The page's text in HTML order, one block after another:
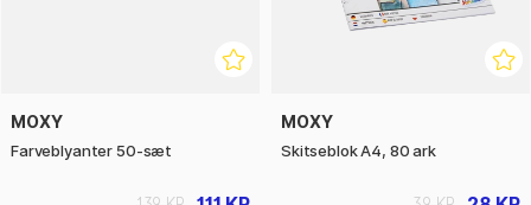
MOXY
Farveblyanter 50-sæt
MOXY
Skitseblok A4, 80 ark